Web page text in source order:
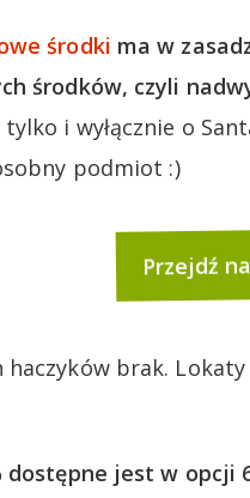
środki ma w
środków, czyli
i wyłącznie o
podmiot :)
Przejdź
brak.
dostępne jest w opcji